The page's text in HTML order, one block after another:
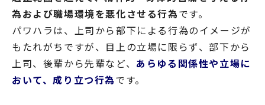
為および職場環境を悪化させる行為です。
パワハラは、上司から部下による行為のイメージが
もたれがちですが、目上の立場に限らず、部下から
上司、後輩から先輩など、 あらゆる関係性や立場に
おいて、成り立つ行為です。